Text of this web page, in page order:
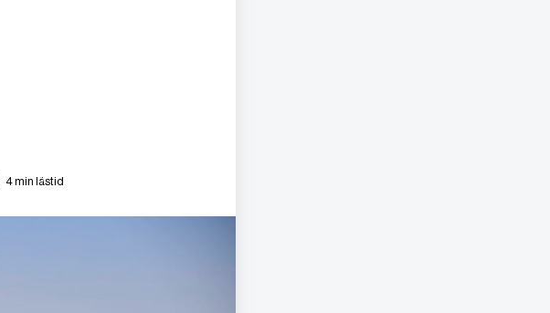
4 min lästid